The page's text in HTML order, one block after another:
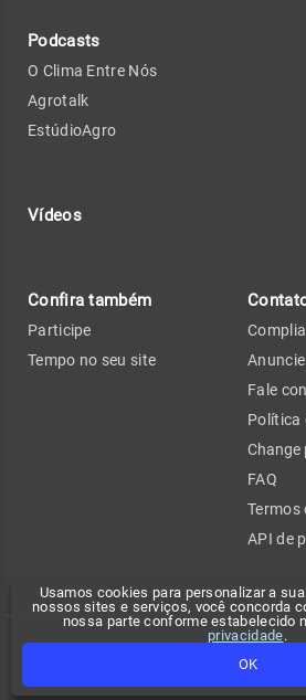
Usamos cookies para personalizar a
nossos sites e serviços, você concorda
nossa parte conforme estabelecido
privacidade.
OK
Podcasts
O Clima Entre Nós
Agrotalk
EstúdioAgro
Vídeos
Confira também
Participe
Tempo no seu site
Anuncie
Fale
Política
Change
FAQ
Termos
API de
Copyright 2026 - Climatempo. Todos